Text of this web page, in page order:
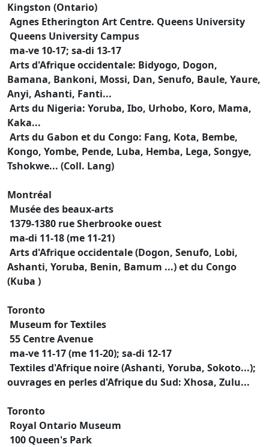
Kingston (Ontario)
Agnes Etherington Art Centre. Queens University
Queens University Campus
ma-ve 10-17; sa-di 13-17
Arts d'Afrique occidentale: Bidyogo, Dogon,
Bamana, Bankoni, Mossi, Dan, Senufo, Baule, Yaure,
Anyi, Ashanti, Fanti...
Arts du Nigeria: Yoruba, Ibo, Urhobo, Koro, Mama,
Kaka...
Arts du Gabon et du Congo: Fang, Kota, Bembe,
Kongo, Yombe, Pende, Luba, Hemba, Lega, Songye,
Tshokwe... (Coll. Lang)
Montréal
Musée des beaux-arts
1379-1380 rue Sherbrooke ouest
ma-di 11-18 (me 11-21)
Arts d'Afrique occidentale (Dogon, Senufo, Lobi,
Ashanti, Yoruba, Benin, Bamum ...) et du Congo
(Kuba )
Toronto
Museum for Textiles
55 Centre Avenue
ma-ve 11-17 (me 11-20); sa-di 12-17
Textiles d'Afrique noire (Ashanti, Yoruba, Sokoto...);
ouvrages en perles d'Afrique du Sud: Xhosa, Zulu...
Toronto
Royal Ontario Museum
100 Queen's Park